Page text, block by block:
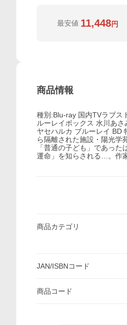
最安値 11,448円
商品情報
種別:Blu-ray 国内TVラブス
ルーレイボックス 水川あ
ヤセハルカ ブルーレイ BD
ら隔離された施設・陽光学
「普通の子ども」であっ
運命」を知らされる…。作
商品カテゴリ
JAN/ISBNコード
商品コード